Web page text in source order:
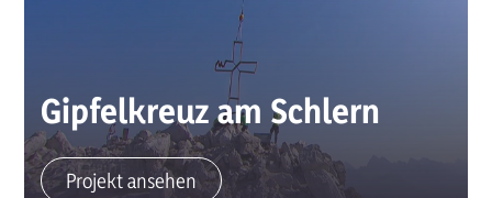
Gipfelkreuz am Schlern
Projekt ansehen